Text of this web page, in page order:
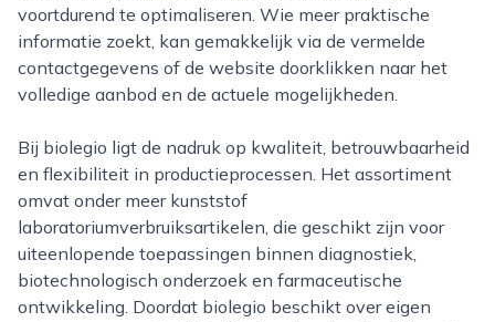
voortdurend te optimaliseren. Wie meer praktische
informatie zoekt, kan gemakkelijk via de vermelde
contactgegevens of de website doorklikken naar het
volledige aanbod en de actuele mogelijkheden.
Bij biolegio ligt de nadruk op kwaliteit, betrouwbaarheid
en flexibiliteit in productieprocessen. Het assortiment
omvat onder meer kunststof
laboratoriumverbruiksartikelen, die geschikt zijn voor
uiteenlopende toepassingen binnen diagnostiek,
biotechnologisch onderzoek en farmaceutische
ontwikkeling. Doordat biolegio beschikt over eigen